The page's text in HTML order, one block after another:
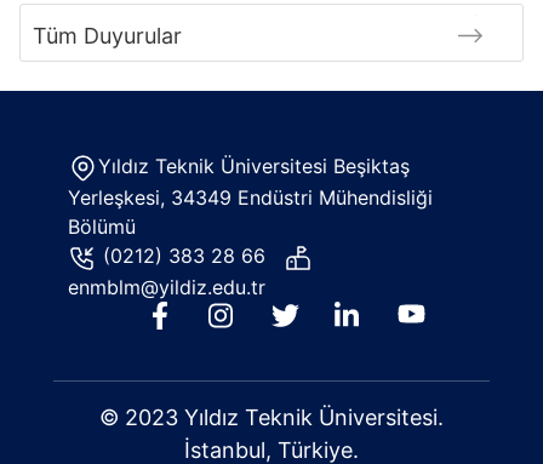
Tüm Duyurular
Yıldız Teknik Üniversitesi Beşiktaş
Yerleşkesi, 34349 Endüstri Mühendisliği
Bölümü
(0212) 383 28 66
enmblm@yildiz.edu.tr
© 2023 Yıldız Teknik Üniversitesi.
İstanbul, Türkiye.